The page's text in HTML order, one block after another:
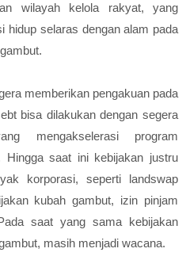
wilayah kelola rakyat, yang
hidup selaras dengan alam pada
memberikan pengakuan pada
bisa dilakukan dengan segera
mengakselerasi program
Hingga saat ini kebijakan justru
korporasi, seperti landswap
kubah gambut, izin pinjam
saat yang sama kebijakan
masih menjadi wacana.